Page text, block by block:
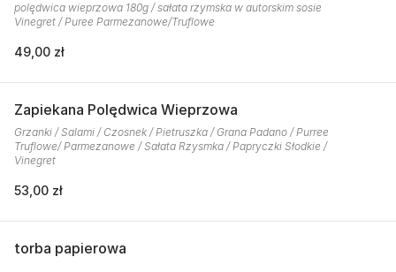
polędwica wieprzowa 180g / sałata rzymska w autorskim sosie
Vinegret / Puree Parmezanowe/Truflowe
49,00 zł
Zapiekana Polędwica Wieprzowa
Grzanki / Salami / Czosnek / Pietruszka / Grana Padano / Purree
Truflowe/ Parmezanowe / Sałata Rzysmka / Papryczki Słodkie /
Vinegret
53,00 zł
torba papierowa